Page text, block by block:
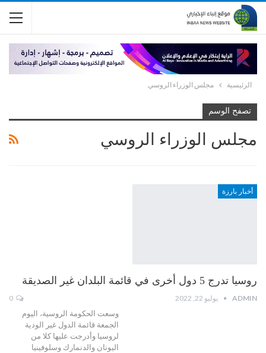
الرئيسية مجلس الوزراء الروسي
تصفح الوسم
مجلس الوزراء الروسي
أخبار بارزة
روسيا تدرج 5 دول أخرى في قائمة البلدان غير الصديقة
ADMIN يوليو 22, 2022
وسعت الحكومة الروسية، اليوم
الجمعة قائمة الدول غير الودية
لروسيا وأدرجت عليها كلا من
اليونان والدنمارك وسلوفينيا